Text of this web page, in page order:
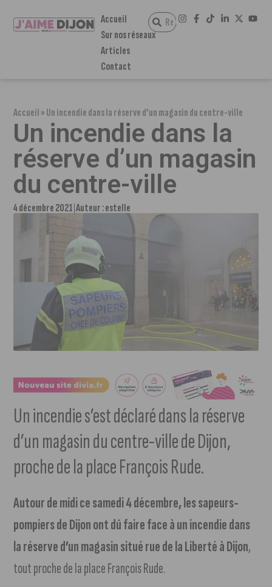
Accueil
Sur nos réseaux
Articles
Contact
Accueil»Un incendie dans la réserve d’un magasin du centre-ville
Un incendie dans la
réserve d’un magasin
du centre-ville
4 décembre 2021 Auteur :estelle
Un incendie s’est déclaré dans la réserve
d’un magasin du centre-ville de Dijon,
proche de la place François Rude.
Autour de midi ce samedi 4 décembre, les sapeurs-
pompiers de Dijon ont dû faire face à un incendie dans
la réserve d’un magasin situé rue de la Liberté à Dijon,
tout proche de la place François Rude.